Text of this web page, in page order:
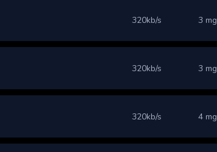
320kb/s 3 mg
320kb/s 3 mg
320kb/s 4 mg